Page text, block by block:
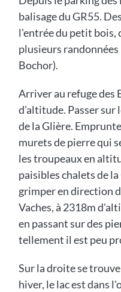
balisage du GR55.
l'entrée du petit bois,
plusieurs
Bochor).
Arriver au refuge des
d'altitude. Passer sur
de la Glière.
murets de pierre qui
les troupeaux en
paisibles chalets de
grimper en direction
Vaches, à 2318m
en passant sur des
tellement il est peu
Sur la droite se
hiver, le lac est dans